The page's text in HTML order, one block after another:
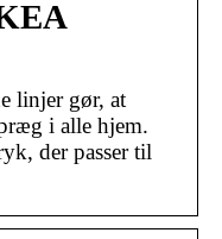
linjer gør, at
i alle hjem.
der passer til